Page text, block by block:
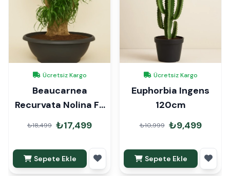
Ücretsiz Kargo
Beaucarnea
Recurvata Nolina Fil
Ayağı 100-110cm
₺18,499 ₺17,499
Sepete Ekle
Ücretsiz Kargo
Euphorbia Ingens
120cm
₺10,999 ₺9,499
Sepete Ekle